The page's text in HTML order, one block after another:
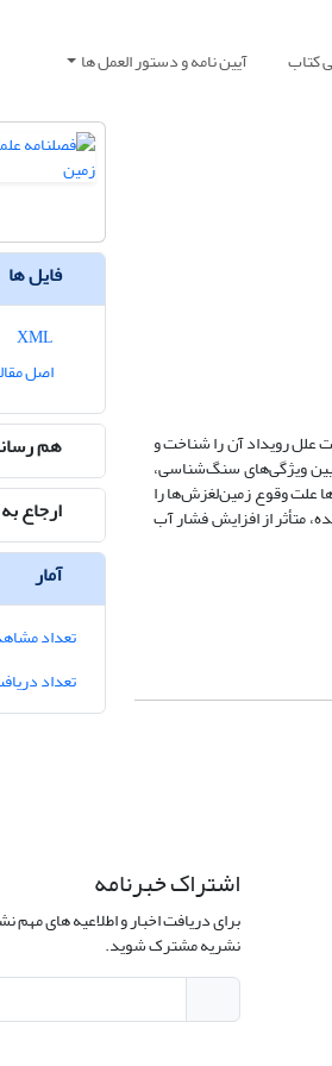
کتاب آیین نامه و دستور العمل ها
علل رویداد آن را شناخت و
ویژگی‌های سنگ‌شناسی،
علت وقوع زمین‌لغزش‌ها را
متأثر از افزایش فشار آب
فایل ها
اصل
هم
ارجاع
آمار
تعداد
تعداد
اشتراک خبرنامه
برای دریافت اخبار و اطلاعیه های مهم
نشریه مشترک شوید.